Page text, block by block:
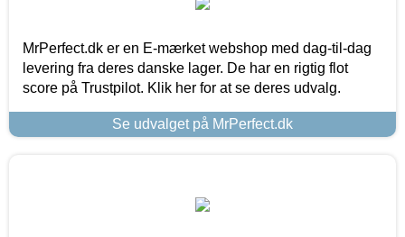
MrPerfect.dk er en E-mærket webshop med dag-til-dag
levering fra deres danske lager. De har en rigtig flot
score på Trustpilot. Klik her for at se deres udvalg.
Se udvalget på MrPerfect.dk